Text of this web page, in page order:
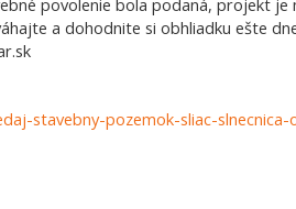
povolenie bola podaná, projekt je
a dohodnite si obhliadku ešte
stavebny-pozemok-sliac-slnecnica-